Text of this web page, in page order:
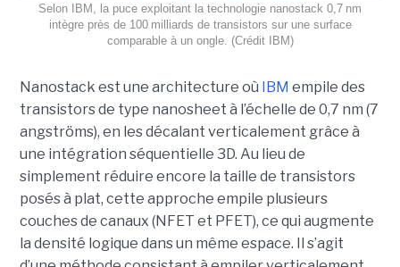
Selon IBM, la puce exploitant la technologie nanostack 0,7 nm
intègre près de 100 milliards de transistors sur une surface
comparable à un ongle. (Crédit IBM)
Nanostack est une architecture où IBM empile des
transistors de type nanosheet à l’échelle de 0,7 nm (7
angströms), en les décalant verticalement grâce à
une intégration séquentielle 3D. Au lieu de
simplement réduire encore la taille de transistors
posés à plat, cette approche empile plusieurs
couches de canaux (NFET et PFET), ce qui augmente
la densité logique dans un même espace. Il s’agit